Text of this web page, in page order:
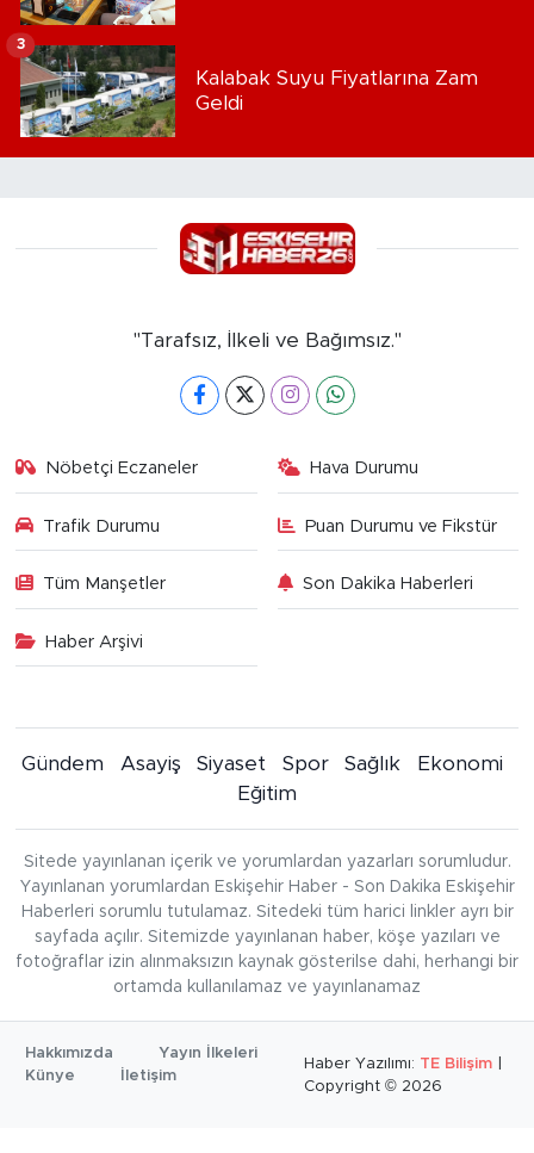
Kalabak Suyu Fiyatlarına Zam
Geldi
3
"Tarafsız, İlkeli ve Bağımsız."
Nöbetçi Eczaneler Hava Durumu
Trafik Durumu Puan Durumu ve Fikstür
Tüm Manşetler Son Dakika Haberleri
Haber Arşivi
Gündem Asayiş Siyaset Spor Sağlık
Ekonomi
Eğitim
Sitede yayınlanan içerik ve yorumlardan yazarları sorumludur.
Yayınlanan yorumlardan Eskişehir Haber - Son Dakika Eskişehir
Haberleri sorumlu tutulamaz. Sitedeki tüm harici linkler ayrı bir
sayfada açılır. Sitemizde yayınlanan haber, köşe yazıları ve
fotoğraflar izin alınmaksızın kaynak gösterilse dahi, herhangi bir
ortamda kullanılamaz ve yayınlanamaz
Hakkımızda
Yayın İlkeleri
Künye
İletişim
Haber Yazılımı: TE Bilişim
Copyright © 2026